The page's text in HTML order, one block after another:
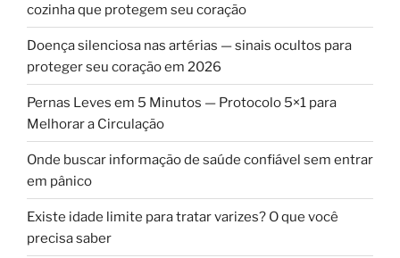
cozinha que protegem seu coração
Doença silenciosa nas artérias — sinais ocultos para
proteger seu coração em 2026
Pernas Leves em 5 Minutos — Protocolo 5×1 para
Melhorar a Circulação
Onde buscar informação de saúde confiável sem entrar
em pânico
Existe idade limite para tratar varizes? O que você
precisa saber